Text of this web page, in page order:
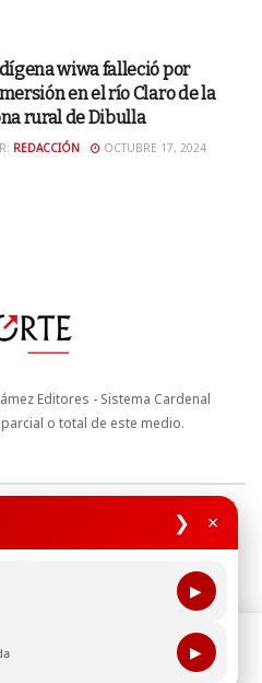
❯ ×
▶
▶
wiwa falleció por
en el río Claro de la
rural de Dibulla
REDACCIÓN OCTUBRE 17, 2024
Editores - Sistema Cardenal
o total de este medio.
de Autor y Propiedad Intelectual
Política de Tratamiento de Datos
para mejorar tu experiencia de
nuestra política de uso de